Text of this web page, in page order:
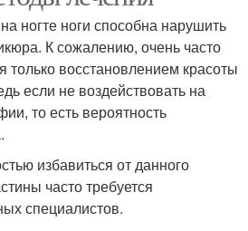
ногте ноги способна нарушить
К сожалению, очень часто
только восстановлением красоты
если не воздействовать на
то есть вероятность
избавиться от данного
часто требуется
специалистов.